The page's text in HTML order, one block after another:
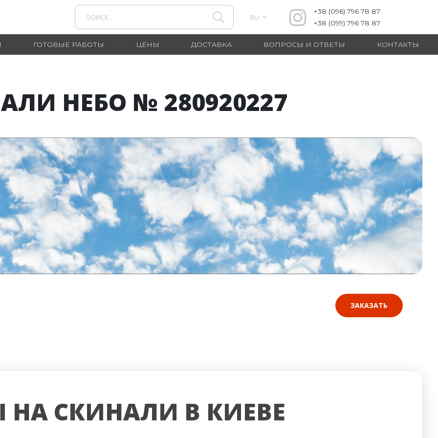
RU
+38 (096) 796 78 87
+38 (099) 796 78 87
ГОТОВЫЕ РАБОТЫ ЦЕНЫ ДОСТАВКА ВОПРОСЫ И ОТВЕТЫ КОНТАКТЫ
НЕБО № 280920227
ЗАКАЗАТЬ
НА СКИНАЛИ В КИЕВЕ